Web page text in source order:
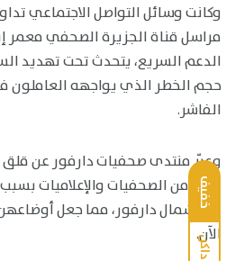
خفيف
داكن
وكانت وسائل التواصل الاجتماعي
مراسل قناة الجزيرة الصحفي معمر
الدعم السريع، يتحدث تحت تهديد
حجم الخطر الذي يواجهه العاملون
الفاشر.
وعبّر منتدى صحفيات دارفور عن قلق
بعدد من الصحفيات والإعلاميات
في شمال دارفور، مما جعل
الآن.